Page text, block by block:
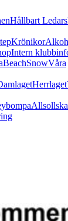
Hållbart
Krönikor
Intern
BeachSnowVåra
Herrlaget